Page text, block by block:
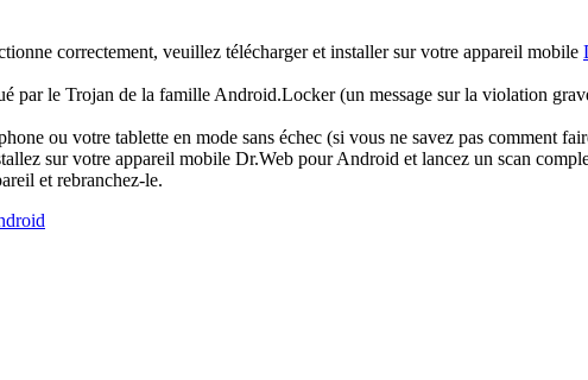
correctement, veuillez télécharger et installer sur votre appareil mobile
par le Trojan de la famille Android.Locker (un message sur la violation
ou votre tablette en mode sans échec (si vous ne savez pas comment
sur votre appareil mobile Dr.Web pour Android et lancez un scan
et rebranchez-le.